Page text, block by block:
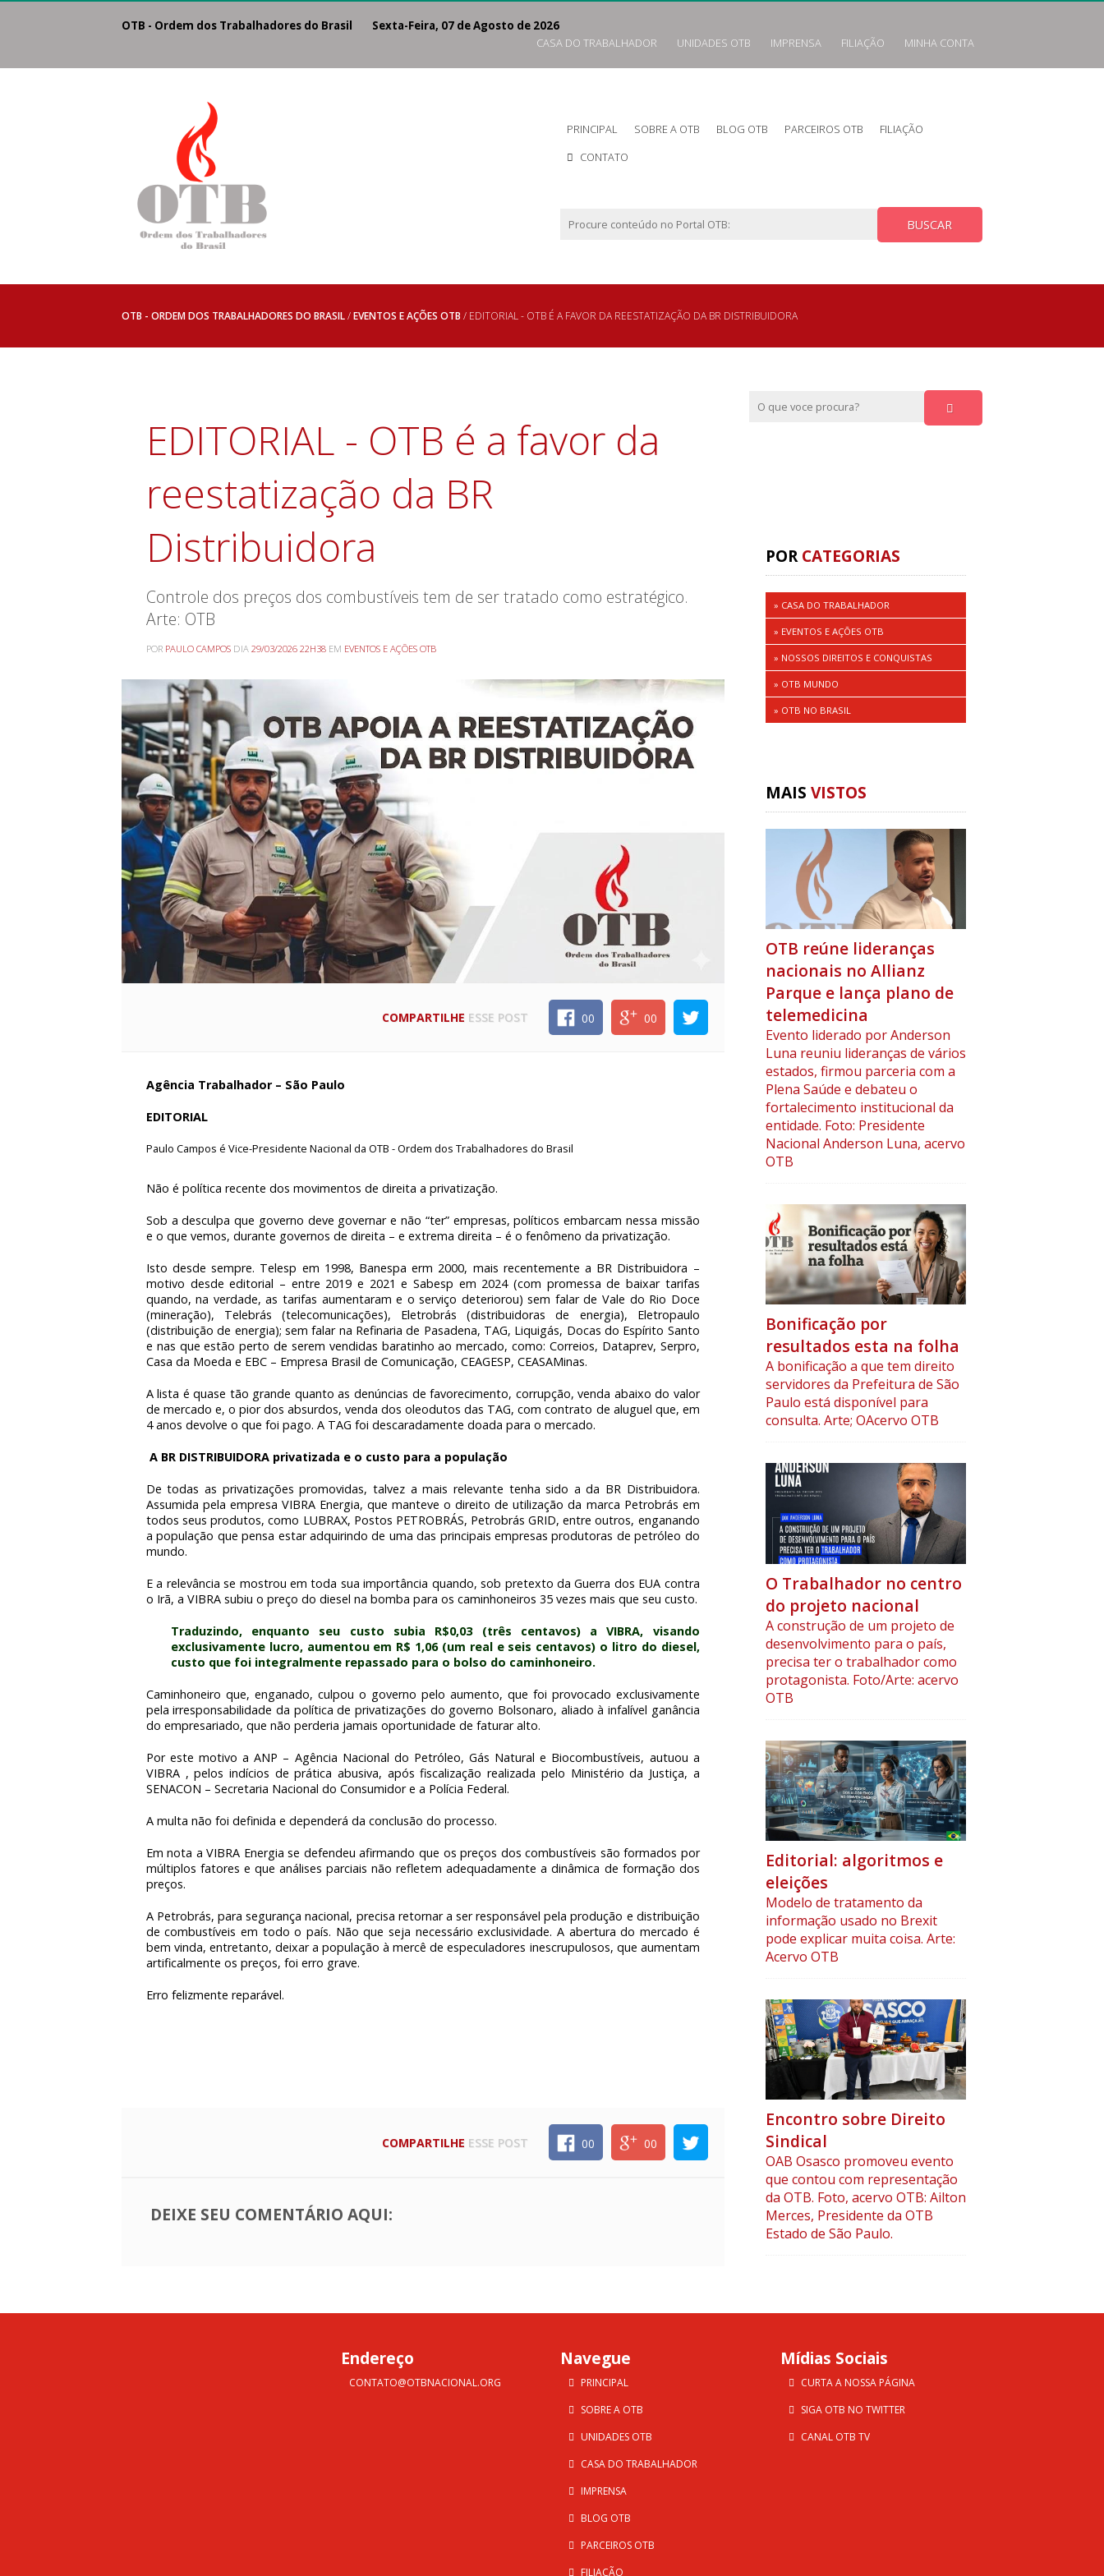
OTB - Ordem dos Trabalhadores do Brasil Sexta-Feira, 07 de Agosto de 2026
CASA DO TRABALHADOR
UNIDADES OTB IMPRENSA FILIAÇÃO MINHA CONTA
PRINCIPAL SOBRE A OTB BLOG OTB PARCEIROS OTB
FILIAÇÃO
CONTATO
BUSCAR
OTB - ORDEM DOS TRABALHADORES DO BRASIL/EVENTOS E AÇÕES OTB / EDITORIAL - OTB É A FAVOR DA REESTATIZAÇÃO DA BR DISTRIBUIDORA
EDITORIAL - OTB é a favor da
reestatização da BR
Distribuidora
Controle dos preços dos combustíveis tem de ser tratado como estratégico.
Arte: OTB
POR PAULO CAMPOSDIA 29/03/2026 22H38EM EVENTOS E AÇÕES OTB
COMPARTILHE ESSE POST 00 00
Agência Trabalhador – São Paulo
EDITORIAL
Paulo Campos é Vice-Presidente Nacional da OTB - Ordem dos Trabalhadores do Brasil
Não é política recente dos movimentos de direita a privatização.
Sob a desculpa que governo deve governar e não “ter” empresas, políticos embarcam nessa missão
e o que vemos, durante governos de direita – e extrema direita – é o fenômeno da privatização.
Isto desde sempre. Telesp em 1998, Banespa erm 2000, mais recentemente a BR Distribuidora –
motivo desde editorial – entre 2019 e 2021 e Sabesp em 2024 (com promessa de baixar tarifas
quando, na verdade, as tarifas aumentaram e o serviço deteriorou) sem falar de Vale do Rio Doce
(mineração), Telebrás (telecomunicações), Eletrobrás (distribuidoras de energia), Eletropaulo
(distribuição de energia); sem falar na Refinaria de Pasadena, TAG, Liquigás, Docas do Espírito Santo
e nas que estão perto de serem vendidas baratinho ao mercado, como: Correios, Dataprev, Serpro,
Casa da Moeda e EBC – Empresa Brasil de Comunicação, CEAGESP, CEASAMinas.
A lista é quase tão grande quanto as denúncias de favorecimento, corrupção, venda abaixo do valor
de mercado e, o pior dos absurdos, venda dos oleodutos das TAG, com contrato de aluguel que, em
4 anos devolve o que foi pago. A TAG foi descaradamente doada para o mercado.
A BR DISTRIBUIDORA privatizada e o custo para a população
De todas as privatizações promovidas, talvez a mais relevante tenha sido a da BR Distribuidora.
Assumida pela empresa VIBRA Energia, que manteve o direito de utilização da marca Petrobrás em
todos seus produtos, como LUBRAX, Postos PETROBRÁS, Petrobrás GRID, entre outros, enganando
a população que pensa estar adquirindo de uma das principais empresas produtoras de petróleo do
mundo.
E a relevância se mostrou em toda sua importância quando, sob pretexto da Guerra dos EUA contra
o Irã, a VIBRA subiu o preço do diesel na bomba para os caminhoneiros 35 vezes mais que seu custo.
Traduzindo, enquanto seu custo subia R$0,03 (três centavos) a VIBRA, visando
exclusivamente lucro, aumentou em R$ 1,06 (um real e seis centavos) o litro do diesel,
custo que foi integralmente repassado para o bolso do caminhoneiro.
Caminhoneiro que, enganado, culpou o governo pelo aumento, que foi provocado exclusivamente
pela irresponsabilidade da política de privatizações do governo Bolsonaro, aliado à infalível ganância
do empresariado, que não perderia jamais oportunidade de faturar alto.
Por este motivo a ANP – Agência Nacional do Petróleo, Gás Natural e Biocombustíveis, autuou a
VIBRA , pelos indícios de prática abusiva, após fiscalização realizada pelo Ministério da Justiça, a
SENACON – Secretaria Nacional do Consumidor e a Polícia Federal.
A multa não foi definida e dependerá da conclusão do processo.
Em nota a VIBRA Energia se defendeu afirmando que os preços dos combustíveis são formados por
múltiplos fatores e que análises parciais não refletem adequadamente a dinâmica de formação dos
preços.
A Petrobrás, para segurança nacional, precisa retornar a ser responsável pela produção e distribuição
de combustíveis em todo o país. Não que seja necessário exclusividade. A abertura do mercado é
bem vinda, entretanto, deixar a população à mercê de especuladores inescrupulosos, que aumentam
artificalmente os preços, foi erro grave.
Erro felizmente reparável.
COMPARTILHE ESSE POST 00 00
DEIXE SEU COMENTÁRIO AQUI:
PORCATEGORIAS
» CASA DO TRABALHADOR
» EVENTOS E AÇÕES OTB
» NOSSOS DIREITOS E CONQUISTAS
» OTB MUNDO
» OTB NO BRASIL
MAIS VISTOS
OTB reúne lideranças
nacionais no Allianz
Parque e lança plano de
telemedicina
Evento liderado por Anderson
Luna reuniu lideranças de vários
estados, firmou parceria com a
Plena Saúde e debateu o
fortalecimento institucional da
entidade. Foto: Presidente
Nacional Anderson Luna, acervo
OTB
Bonificação por
resultados esta na folha
A bonificação a que tem direito
servidores da Prefeitura de São
Paulo está disponível para
consulta. Arte; OAcervo OTB
O Trabalhador no centro
do projeto nacional
A construção de um projeto de
desenvolvimento para o país,
precisa ter o trabalhador como
protagonista. Foto/Arte: acervo
OTB
Editorial: algoritmos e
eleições
Modelo de tratamento da
informação usado no Brexit
pode explicar muita coisa. Arte:
Acervo OTB
Encontro sobre Direito
Sindical
OAB Osasco promoveu evento
que contou com representação
da OTB. Foto, acervo OTB: Ailton
Merces, Presidente da OTB
Estado de São Paulo.
Endereço
CONTATO@OTBNACIONAL.ORG
Navegue
PRINCIPAL
SOBRE A OTB
UNIDADES OTB
CASA DO TRABALHADOR
IMPRENSA
BLOG OTB
PARCEIROS OTB
FILIAÇÃO
Mídias Sociais
CURTA A NOSSA PÁGINA
SIGA OTB NO TWITTER
CANAL OTB TV